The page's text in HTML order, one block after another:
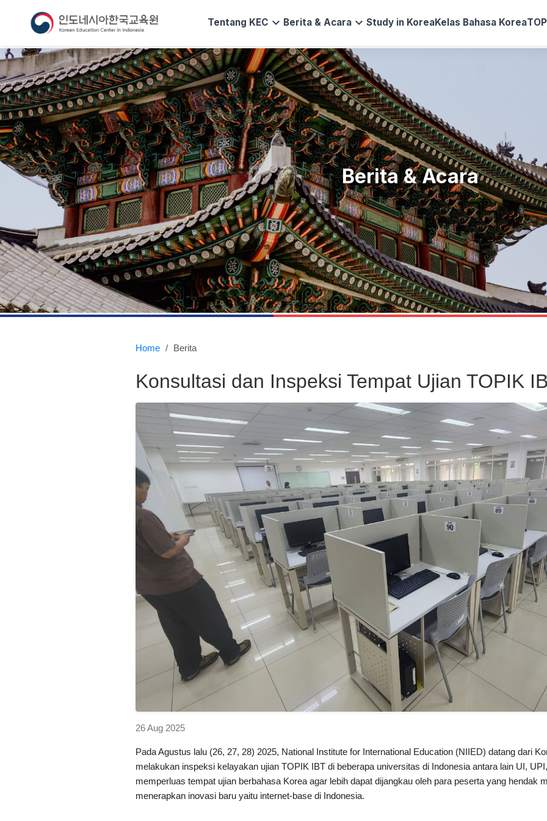
Tentang KEC expand_more Berita & Acara expand_moreStudy in KoreaKelas Bahasa Korea
Berita & Acara
Home / Berita
Konsultasi dan Inspeksi Tempat Ujian TOPIK
26 Aug 2025
Pada Agustus lalu (26, 27, 28) 2025, National Institute for International Education (NIIED) datang dari
melakukan inspeksi kelayakan ujian TOPIK IBT di beberapa universitas di Indonesia antara lain UI,
memperluas tempat ujian berbahasa Korea agar lebih dapat dijangkau oleh para peserta yang hendak
menerapkan inovasi baru yaitu internet-base di Indonesia.